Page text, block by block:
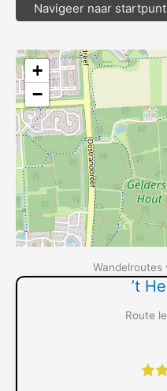
Navigeer naar startpunt
+
−
’t
Route